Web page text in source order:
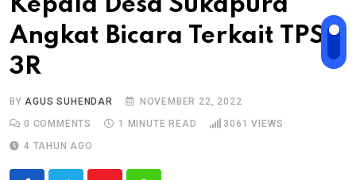
Kepala Desa Sukapura
Angkat Bicara Terkait TPS-
3R
BYAGUS SUHENDAR
NOVEMBER 22, 2022
0 COMMENTS 1 MINUTE READ 3061 VIEWS
4 TAHUN AGO